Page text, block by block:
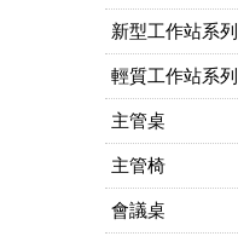
新型工作站系列
輕質工作站系列
主管桌
主管椅
會議桌